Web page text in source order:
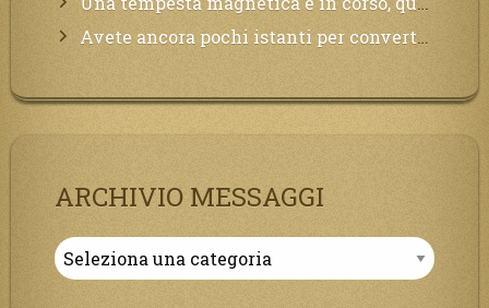
Avete ancora pochi istanti per convertirvi, non perdete tempo, la sciagura arriverà all’improvviso e per chi non si sarà preparato saranno dolori.
ARCHIVIO MESSAGGI
Archivio
Messaggi